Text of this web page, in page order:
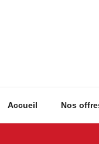
Accueil Nos